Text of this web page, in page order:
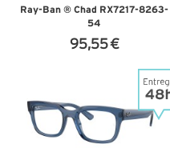
Ray-Ban ® Chad RX7217-8263-
54
95,55 €